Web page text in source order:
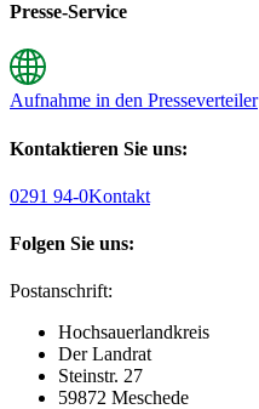
Presse-Service
Aufnahme in den Presseverteiler
Kontaktieren Sie uns:
0291 94-0Kontakt
Folgen Sie uns:
Postanschrift:
Hochsauerlandkreis
Der Landrat
Steinstr. 27
59872 Meschede